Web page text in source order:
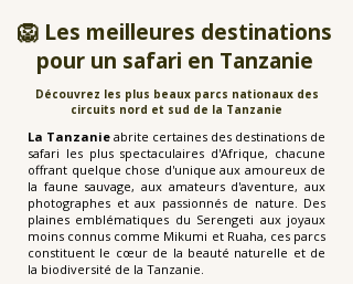
🦁 Les meilleures destinations
pour un safari en Tanzanie
Découvrez les plus beaux parcs nationaux des
circuits nord et sud de la Tanzanie
La Tanzanie abrite certaines des destinations de
safari les plus spectaculaires d'Afrique, chacune
offrant quelque chose d'unique aux amoureux de
la faune sauvage, aux amateurs d'aventure, aux
photographes et aux passionnés de nature. Des
plaines emblématiques du Serengeti aux joyaux
moins connus comme Mikumi et Ruaha, ces parcs
constituent le cœur de la beauté naturelle et de
la biodiversité de la Tanzanie.